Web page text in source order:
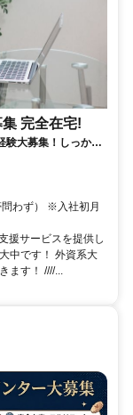
完全在宅!
験大募集！しっかり
わず） ※入社初月
援サービスを提供し
中です！ 外資系大
ます！ ////...